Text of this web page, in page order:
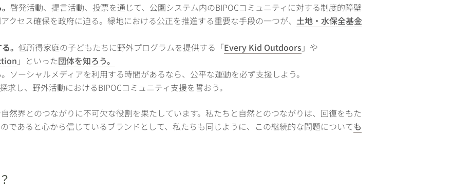
啓発活動、提言活動、投票を通じて、公園システム内のBIPOCコミュニティに対する制度的障壁
クセス確保を政府に迫る。緑地における公正を推進する重要な手段の一つが、 土地・水保全基金
。 低所得家庭の子どもたちに野外プログラムを提供する「Every Kid Outdoors 」や
」といった団体を知ろう。
。ソーシャルメディアを利用する時間があるなら、公平な運動を必ず支援しよう。
求し、野外活動におけるBIPOCコミュニティ支援を誓おう。
然界とのつながりに不可欠な役割を果たしています。私たちと自然とのつながりは、回復をもた
であると心から信じているブランドとして、私たちも同じように、この継続的な問題についても